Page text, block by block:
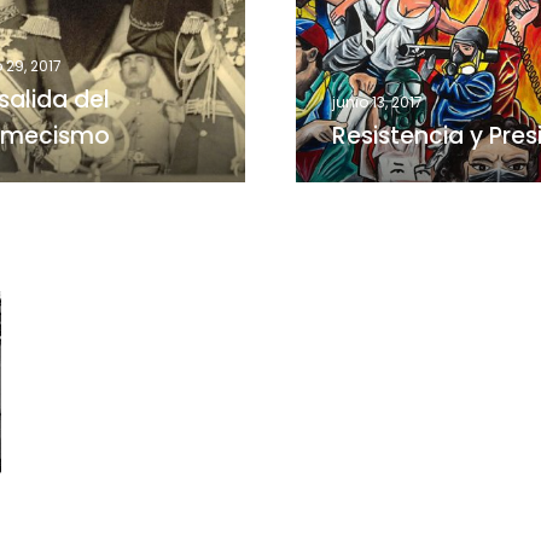
2017
del
junio 13, 2017
Resistencia y